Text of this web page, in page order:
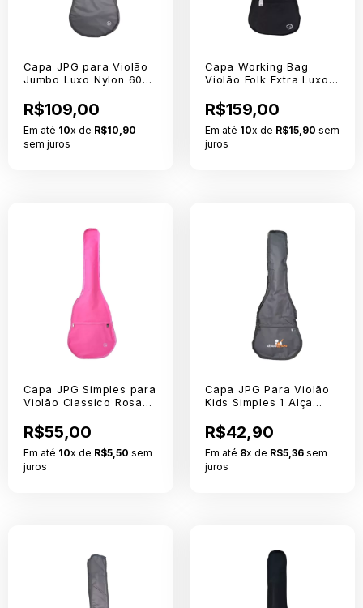
Capa JPG para Violão
Jumbo Luxo Nylon 600
R$109,00
Em até 10x de R$10,90
sem juros
Capa Working Bag
Violão Folk Extra Luxo
R$159,00
Em até 10x de R$15,90 sem
juros
Capa JPG Simples para
Violão Classico Rosa
R$55,00
Em até 10x de R$5,50 sem
juros
Capa JPG Para Violão
Kids Simples 1 Alça
R$42,90
Em até 8x de R$5,36 sem
juros